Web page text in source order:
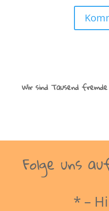
Wir sind Tausend
Folge uns
* –